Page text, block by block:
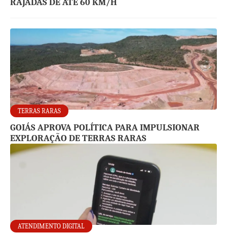
RAJADAS DE ATÉ 60 KM/H
TERRAS RARAS
GOIÁS APROVA POLÍTICA PARA IMPULSIONAR
EXPLORAÇÃO DE TERRAS RARAS
ATENDIMENTO DIGITAL